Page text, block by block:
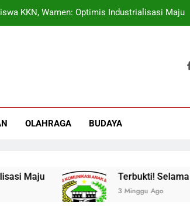
Barok, Forkabi Kota Depok Semakin Solid
OLAHRAGA BUDAYA
Terbukti! Selama
3 Minggu Ago